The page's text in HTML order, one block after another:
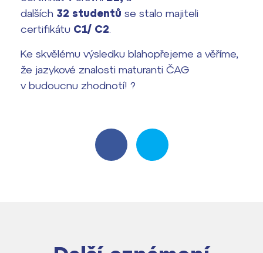
dalších 32 studentů se stalo majiteli
certifikátu C1/ C2
Ke skvělému výsledku blahopřejeme a věříme,
že jazykové znalosti maturanti ČAG
v budoucnu zhodnotí! ?